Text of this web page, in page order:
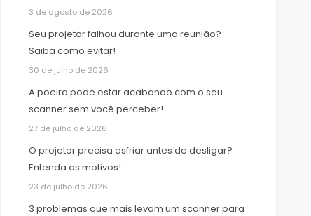
3 de agosto de 2026
Seu projetor falhou durante uma reunião?
Saiba como evitar!
30 de julho de 2026
A poeira pode estar acabando com o seu
scanner sem você perceber!
27 de julho de 2026
O projetor precisa esfriar antes de desligar?
Entenda os motivos!
23 de julho de 2026
3 problemas que mais levam um scanner para